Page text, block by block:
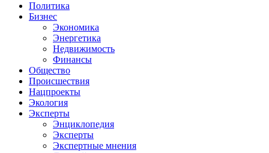
Политика
Бизнес
Экономика
Энергетика
Недвижимость
Финансы
Общество
Происшествия
Нацпроекты
Экология
Эксперты
Энциклопедия
Эксперты
Экспертные мнения